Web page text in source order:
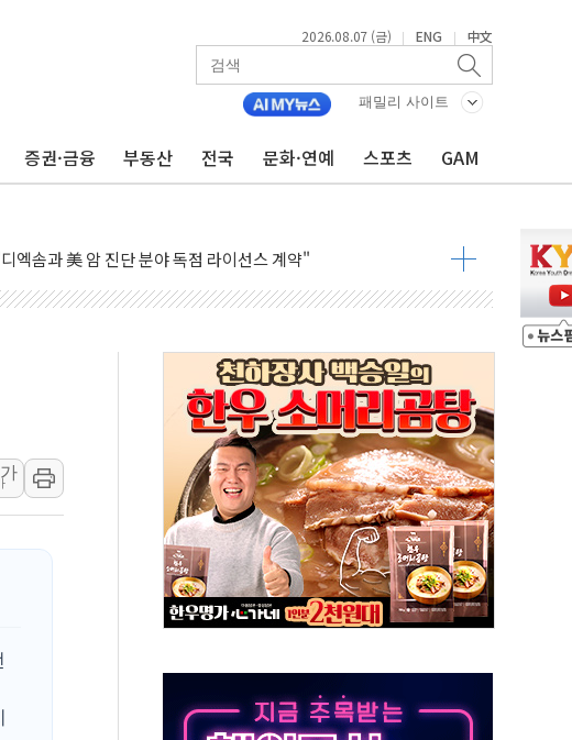
2026.08.07 (금) | ENG | 中文
패밀리 사이트
증권·금융 부동산 전국 문화·연예 스포츠 GAM
작업 중 온열질환 보장…폭염기 신속 보상 강화
매출 120억원
치료제 'VRN11' 캐나다 IND 신청
육군 3군단과 군 장병 금융교육·전역 지원 협약
전주' 무더기 상폐 위기…관리종목 우려 지정예고 총 63개
은 특별공급 경쟁률… 실수요자 관심
스: 오만의 신' 26일 출시, 유저의 캐릭터가 AI로 플레이한다
시청 만으로 혜택 얻는 피드코인 이벤트 진행
재개발 정상화시 5년 내 9만가구 순증...이주 대란도 제한적
위원회
찰 3파전…한화·흥국·한투 참여
"R&D직 주 52시간제 개선해야…기술격차 확대 막아야"
년 임금협약 타결…연봉 6.3% 인상
범·실리카겔 등 8~9월 공연 라인업 공개
트서 외벽 테라스 떨어져…SK에코플랜트 "전수 조사"
가